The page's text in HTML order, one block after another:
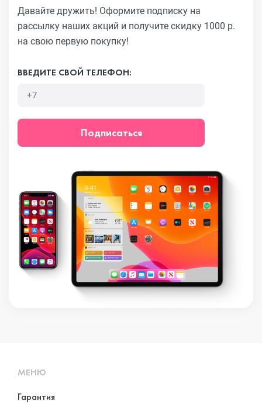
Давайте дружить! Оформите подписку на
рассылку наших акций и получите скидку 1000 р.
на свою первую покупку!
ВВЕДИТЕ СВОЙ ТЕЛЕФОН:
Подписаться
МЕНЮ
Гарантия